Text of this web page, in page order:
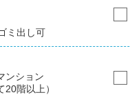
ミ出し可
ンション
20階以上）